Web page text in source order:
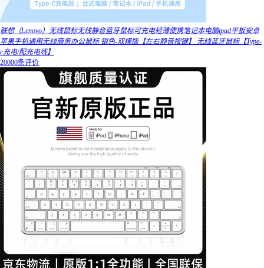
联想（Lenovo）无线鼠标无线静音蓝牙鼠标可充电轻薄便携笔记本电脑ipad平板安卓
苹果手机通用无线商务办公鼠标 银色-双模版【左右静音按键】 无线蓝牙鼠标【Type-
c充电/配充电线】
20000条评价